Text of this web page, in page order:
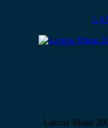
Lancia Musa